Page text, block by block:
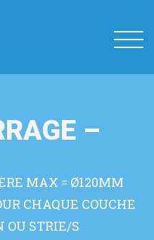
–
MAX = Ø120MM
CHAQUE COUCHE
OU STRIE/S